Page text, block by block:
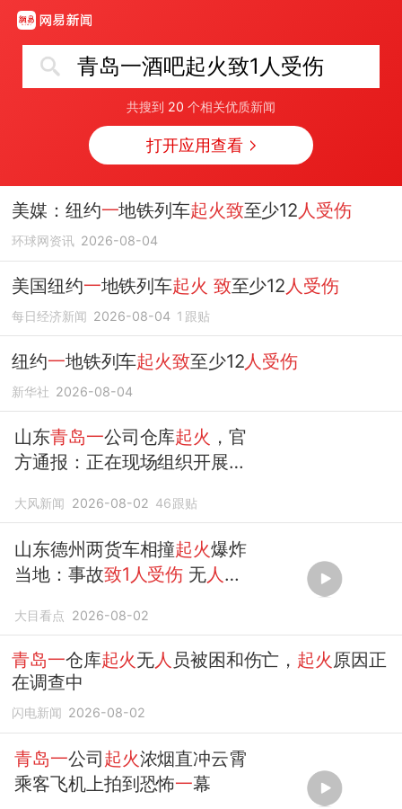
青岛一酒吧起火致1人受伤
共搜到 20 个相关优质新闻
打开应用查看
美媒：纽约一地铁列车起火致至少12人受伤
环球网资讯 2026-08-04
美国纽约一地铁列车起火 致至少12人受伤
每日经济新闻 2026-08-04 1 跟贴
纽约一地铁列车起火致至少12人受伤
新华社 2026-08-04
山东青岛一公司仓库起火 ，官
方通报：正在现场组织开展灭
起火原因正在调查中
大风新闻 2026-08-02 46跟贴
山东德州两货车相撞起火爆炸
当地：事故致1人受伤 无人 员
大目看点 2026-08-02
青岛一仓库起火无人 员被困和伤亡， 起火 原因正
在调查中
闪电新闻 2026-08-02
青岛一公司起火浓烟直冲云霄
乘客飞机上拍到恐怖一幕